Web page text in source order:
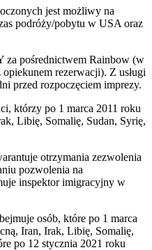
jest możliwy na
podróży/pobytu w USA oraz
za pośrednictwem Rainbow (w
rezerwacji). Z usługi
przed rozpoczęciem imprezy.
którzy po 1 marca 2011 roku
Libię, Somalię, Sudan, Syrię,
otrzymania zezwolenia
pozwolenia na
inspektor imigracyjny w
osób, które po 1 marca
Iran, Irak, Libię, Somalię,
po 12 stycznia 2021 roku